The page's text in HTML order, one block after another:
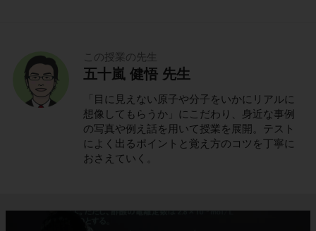
この授業の先生
五十嵐 健悟 先生
「目に見えない原子や分子をいかにリアルに
想像してもらうか」にこだわり、身近な事例
の写真や例え話を用いて授業を展開。テスト
によく出るポイントと覚え方のコツを丁寧に
おさえていく。